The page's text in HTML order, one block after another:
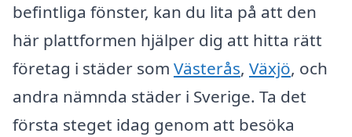
befintliga fönster, kan du lita på att den
här plattformen hjälper dig att hitta rätt
företag i städer som Västerås, Växjö, och
andra nämnda städer i Sverige. Ta det
första steget idag genom att besöka